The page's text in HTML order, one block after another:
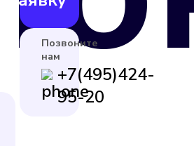
Позвоните
нам
+7(495)424-
95-20